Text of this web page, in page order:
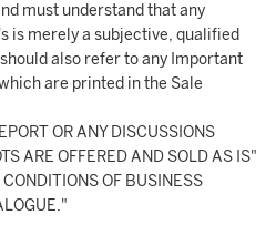
must understand that any
is merely a subjective, qualified
also refer to any Important
are printed in the Sale
OR ANY DISCUSSIONS
ARE OFFERED AND SOLD AS IS"
OF BUSINESS